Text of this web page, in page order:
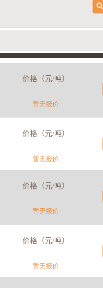
价格（元/吨）
暂无报价
价格（元/吨）
暂无报价
价格（元/吨）
暂无报价
价格（元/吨）
暂无报价